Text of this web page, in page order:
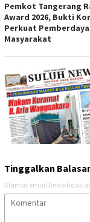
Pemkot Tangerang
Award 2026, Bukti
Perkuat
Masyarakat
Tinggalkan
Alamat email Anda tidak